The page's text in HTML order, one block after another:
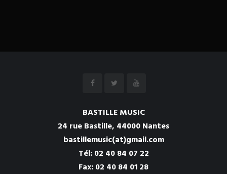
BASTILLE MUSIC
24 rue Bastille, 44000 Nantes
bastillemusic(at)gmail.com
Tél:02 40 84 07 22
Fax: 02 40 84 01 28